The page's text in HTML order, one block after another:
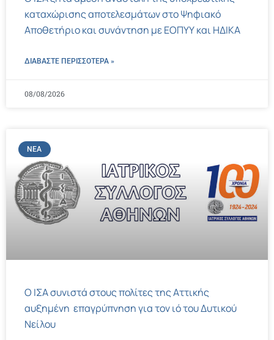
καταχώρισης αποτελεσμάτων στο Ψηφιακό
Αποθετήριο και συνάντηση με ΕΟΠΥΥ και ΗΔΙΚΑ
ΔΙΑΒΑΣΤΕ ΠΕΡΙΣΣΌΤΕΡΑ »
08/08/2026
ΝΈΑ
Ο ΙΣΑ συνιστά στους πολίτες της Αττικής
αυξημένη επαγρύπνηση για τον ιό του Δυτικού
Νείλου